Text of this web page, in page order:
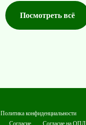
Посмотреть всё
Политика конфиденциальности
Согласие
Согласие на ОПД